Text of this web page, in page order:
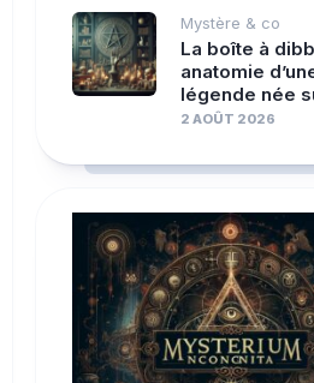
Mystère & co
La boîte à
anatomie
légende née
2 AOÛT 2026